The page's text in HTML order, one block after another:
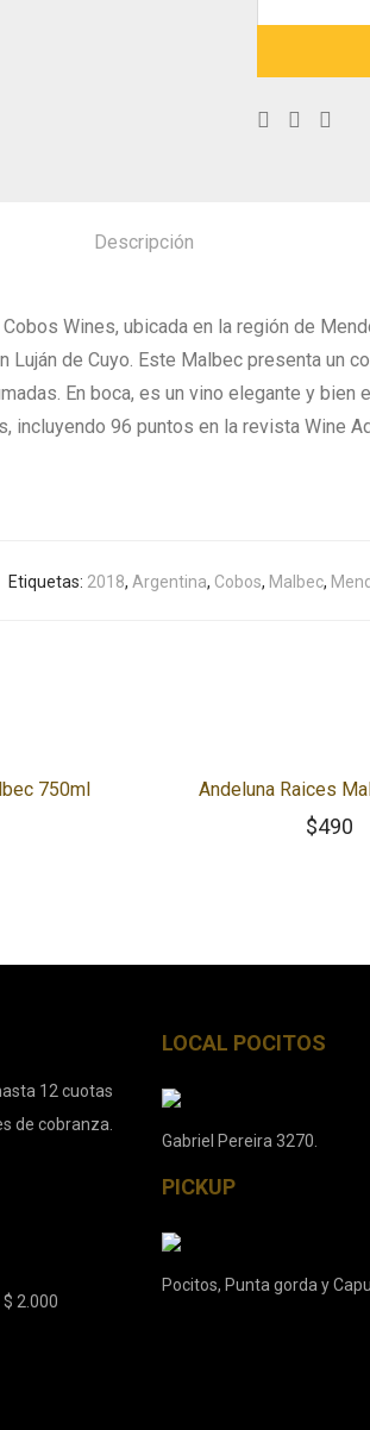
Descripción
Wines, ubicada en la región de
de Cuyo. Este Malbec presenta un
En boca, es un vino elegante y bien
96 puntos en la revista Wine
Etiquetas: 2018, Argentina, Cobos, Malbec,
750ml Andeluna Raices
$490
12 cuotas
de cobranza.
2.000
LOCAL POCITOS
Gabriel Pereira 3270.
PICKUP
Pocitos, Punta gorda y